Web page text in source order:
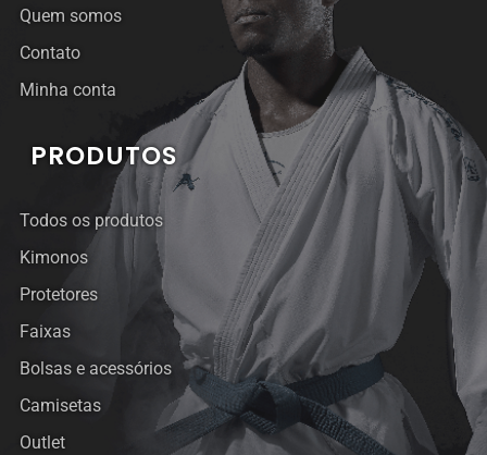
Quem somos
Contato
Minha conta
PRODUTOS
Todos os produtos
Kimonos
Protetores
Faixas
Bolsas e acessórios
Camisetas
Outlet